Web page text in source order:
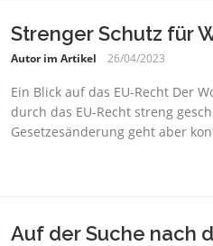
Strenger Schutz für
Autor im Artikel 26/04/2023
Ein Blick auf das EU-Recht Der
durch das EU-Recht streng
Gesetzesänderung geht aber
Auf der Suche nach